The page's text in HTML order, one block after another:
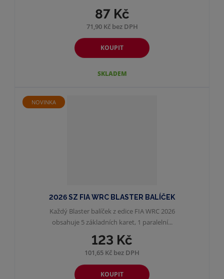
87 Kč
71,90 Kč bez DPH
KOUPIT
SKLADEM
NOVINKA
2026 SZ FIA WRC BLASTER BALÍČEK
123 Kč
101,65 Kč bez DPH
KOUPIT
Každý Blaster balíček z edice FIA ​​WRC 2026
obsahuje 5 základních karet, 1 paralelní...